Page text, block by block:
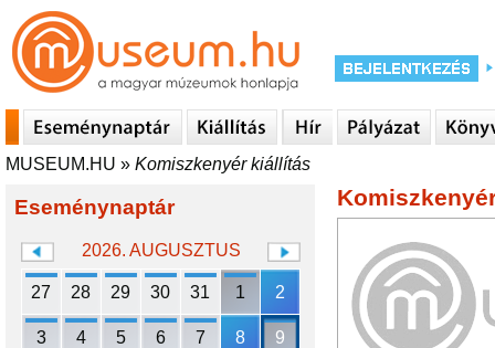
MUSEUM.HU » Komiszkenyér kiállítás
Eseménynaptár
2026. AUGUSZTUS
27 28 29 30 31 1 2
3 4 5 6 7 8 9